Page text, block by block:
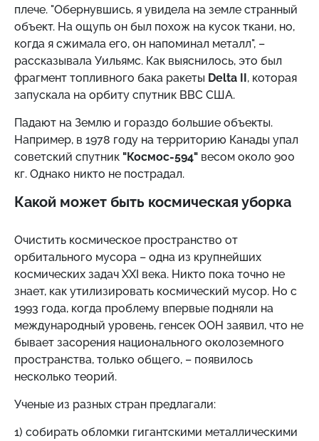
плече. "Обернувшись, я увидела на земле странный
объект. На ощупь он был похож на кусок ткани, но,
когда я сжимала его, он напоминал металл", –
рассказывала Уильямс. Как выяснилось, это был
фрагмент топливного бака ракеты Delta II, которая
запускала на орбиту спутник ВВС США.
Падают на Землю и гораздо большие объекты.
Например, в 1978 году на территорию Канады упал
советский спутник "Космос-594" весом около 900
кг. Однако никто не пострадал.
Какой может быть космическая уборка
Очистить космическое пространство от
орбитального мусора – одна из крупнейших
космических задач XXI века. Никто пока точно не
знает, как утилизировать космический мусор. Но с
1993 года, когда проблему впервые подняли на
международный уровень, генсек ООН заявил, что не
бывает засорения национального околоземного
пространства, только общего, – появилось
несколько теорий.
Ученые из разных стран предлагали:
1) собирать обломки гигантскими металлическими